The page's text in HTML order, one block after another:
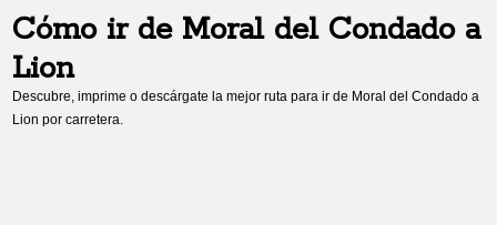
Cómo ir de Moral del Condadoa
Lion
Descubre, imprime o descárgate la mejor ruta para ir de Moral del Condado a
Lion por carretera.